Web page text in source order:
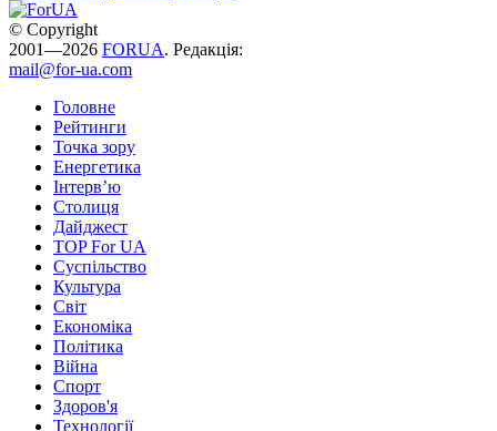
© Copyright
2001—2026 FORUA. Редакція:
mail@for-ua.com
Головне
Рейтинги
Точка зору
Енергетика
Інтерв’ю
Столиця
Дайджест
TOP For UA
Суспiльство
Культура
Світ
Економіка
Політика
Війна
Спорт
Здоров'я
Технології